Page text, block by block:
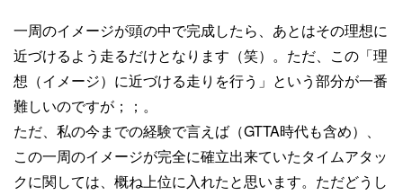
一周のイメージが頭の中で完成したら、あとはその理想に
近づけるよう走るだけとなります（笑）。ただ、この「理
想（イメージ）に近づける走りを行う」という部分が一番
難しいのですが；；。
ただ、私の今までの経験で言えば（GTTA時代も含め）、
この一周のイメージが完全に確立出来ていたタイムアタッ
クに関しては、概ね上位に入れたと思います。ただどうし